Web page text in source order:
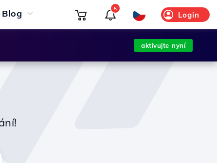
Blog Login
5
aktivujte nyní